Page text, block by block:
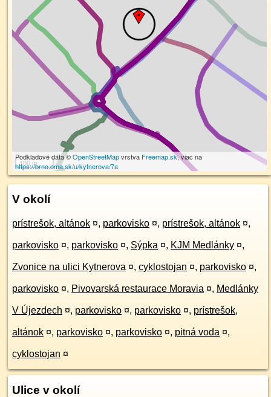
100 m
Podkladové dáta ©OpenStreetMapvrstva Freemap.sk, viac na
https://brno.oma.sk/u/kytnerova/7a
V okolí
prístrešok, altánok ¤, parkovisko ¤, prístrešok, altánok ¤,
parkovisko ¤, parkovisko ¤, Sýpka ¤, KJM Medlánky ¤,
Zvonice na ulici Kytnerova ¤, cyklostojan ¤, parkovisko ¤,
parkovisko ¤, Pivovarská restaurace Moravia ¤, Medlánky
V Újezdech ¤, parkovisko ¤, parkovisko ¤, prístrešok,
altánok ¤, parkovisko ¤, parkovisko ¤, pitná voda ¤,
cyklostojan ¤
Ulice v okolí